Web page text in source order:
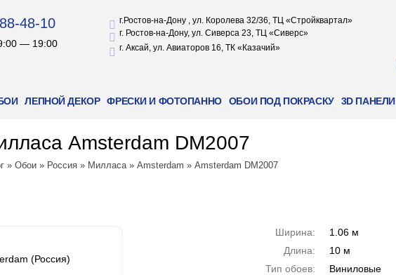
48-10
— 19:00
г.Ростов-на-Дону , ул. Королева 32/36, ТЦ «Стройквартал»
г. Ростов-на-Дону, ул. Сиверса 23, ТЦ «Сиверс»
г. Аксай, ул. Авиаторов 16, ТК «Казачий»
ЛЕПНОЙ ДЕКОР ФРЕСКИ И ФОТОПАННО ОБОИ ПОД ПОКРАСКУ 3D ПАНЕЛИ
Amsterdam DM2007
» Обои » Россия » Милласа» Amsterdam » Amsterdam DM2007
(Россия)
Ширина:
1.06 м
Длина:
10 м
Тип обоев:
Виниловые